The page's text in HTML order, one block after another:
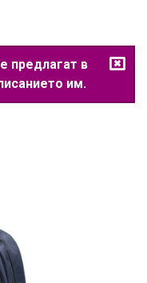
предлагат в
им.